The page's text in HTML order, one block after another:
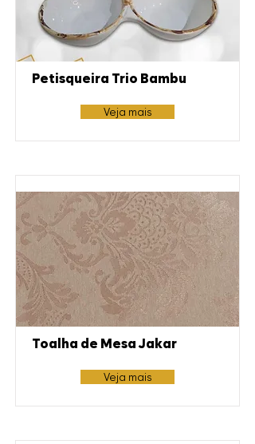
Petisqueira Trio Bambu
Veja mais
Toalha de Mesa Jakar
Veja mais